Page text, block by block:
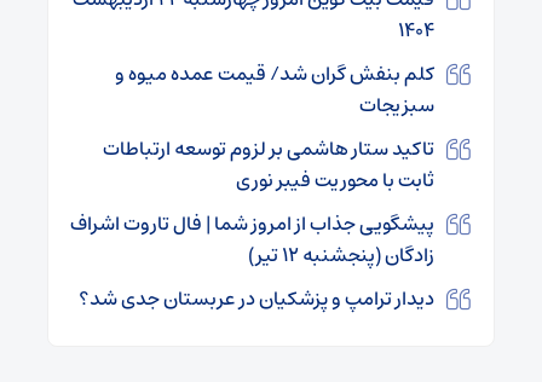
۱۴۰۴
کلم بنفش گران شد/ قیمت عمده میوه و
سبزیجات
تاکید ستار هاشمی بر لزوم توسعه ارتباطات
ثابت با محوریت فیبر نوری
پیشگویی جذاب از امروز شما | فال تاروت اشراف
‌زادگان (پنجشنبه ۱۲ تیر)
دیدار ترامپ و پزشکیان در عربستان جدی شد؟